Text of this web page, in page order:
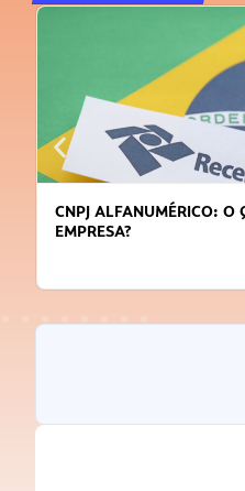
CNPJ ALFANUMÉRICO: O
EMPRESA?